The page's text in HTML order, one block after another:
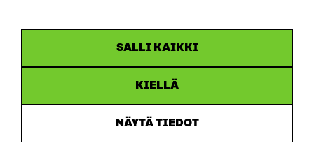
SALLI KAIKKI
KIELLÄ
NÄYTÄ TIEDOT
Accessibility statement